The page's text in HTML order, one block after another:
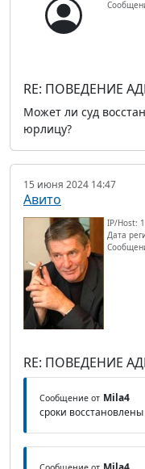
RE: ПОВЕДЕНИЕ
Может ли суд
юрлицу?
15 июня 2024 14:47
Авито
IP/Host:
Дата
RE: ПОВЕДЕНИЕ
Сообщение от Mila4
сроки восстановлены